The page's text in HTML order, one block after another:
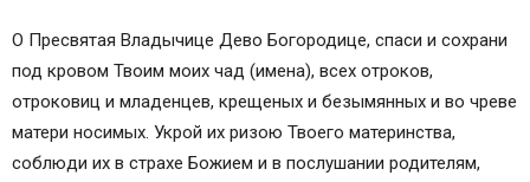
О Пресвятая Владычице Дево Богородице, спаси и сохрани
под кровом Твоим моих чад (имена), всех отроков,
отроковиц и младенцев, крещеных и безымянных и во чреве
матери носимых. Укрой их ризою Твоего материнства,
соблюди их в страхе Божием и в послушании родителям,